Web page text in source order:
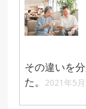
その違いを
た。
2021年5